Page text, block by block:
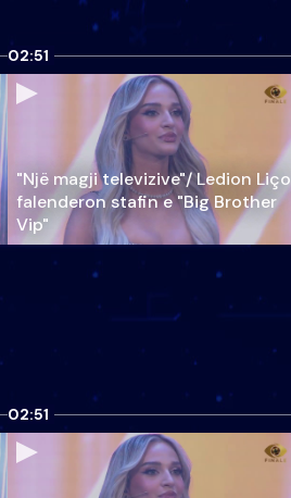
02:51
"Një magji televizive"/ Ledion Liço
falenderon stafin e "Big Brother
Vip"
02:51